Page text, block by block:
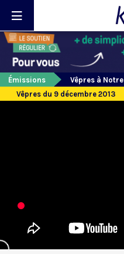
Émissions
Vêpres à
Vêpres du 9 décembre 2013